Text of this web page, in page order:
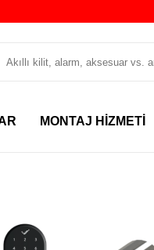
MONTAJ HİZMETİ